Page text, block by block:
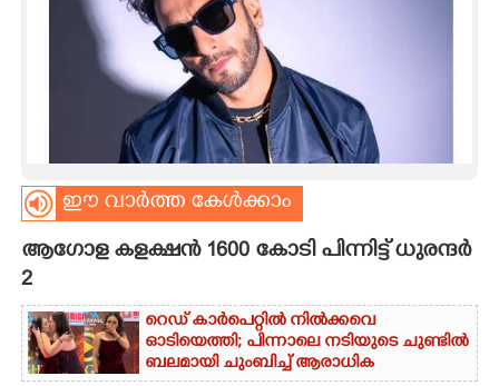
ASTRO
CARTOONS
LITERATURE
ZOOM
ഈ വാർത്ത കേൾക്കാം
ആഗോള കളക്ഷൻ 1600 കോടി പിന്നിട്ട് ധുരന്ദർ
2
റെഡ് കാർപെറ്റിൽ നിൽക്കവെ
ഓടിയെത്തി; പിന്നാലെ നടിയുടെ ചുണ്ടിൽ
ബലമായി ചുംബിച്ച് ആരാധിക